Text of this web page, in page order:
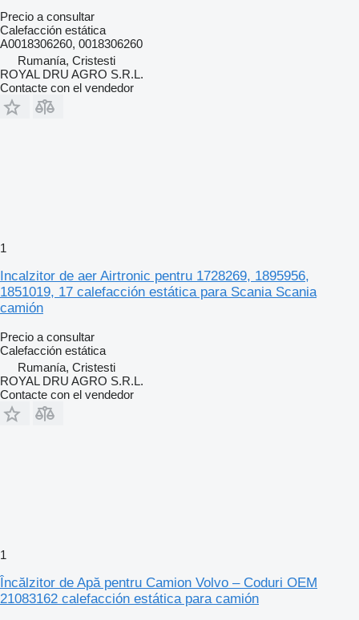
Precio a consultar
Calefacción estática
A0018306260, 0018306260
Rumanía, Cristesti
ROYAL DRU AGRO S.R.L.
Contacte con el vendedor
1
Incalzitor de aer Airtronic pentru 1728269, 1895956,
1851019, 17 calefacción estática para Scania Scania
camión
Precio a consultar
Calefacción estática
Rumanía, Cristesti
ROYAL DRU AGRO S.R.L.
Contacte con el vendedor
1
Încălzitor de Apă pentru Camion Volvo – Coduri OEM
21083162 calefacción estática para camión